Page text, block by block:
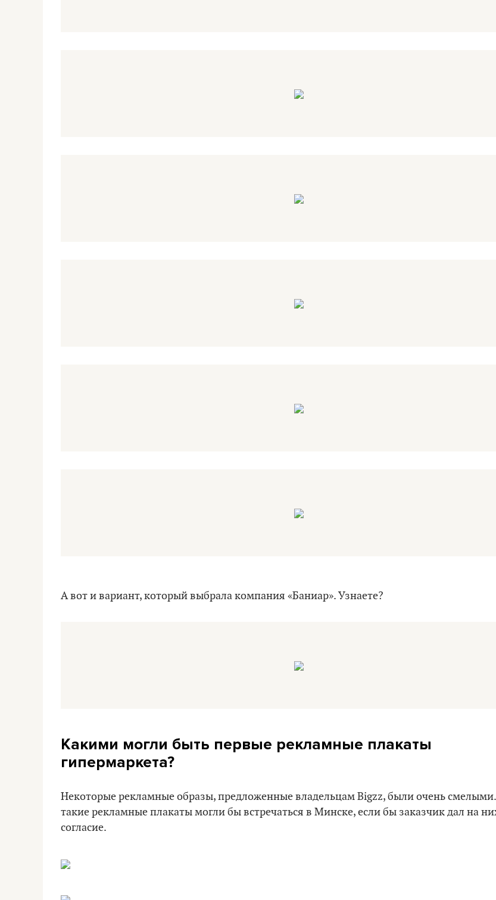
А вот и вариант, который выбрала компания «Баниар». Узнаете?
Какими могли быть первые рекламные плакаты
гипермаркета?
Некоторые рекламные образы, предложенные владельцам Bigzz, были очень
такие рекламные плакаты могли бы встречаться в Минске, если бы заказчик дал на
согласие.